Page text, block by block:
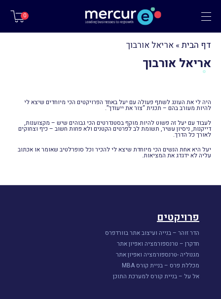
תפריט 0
דף הבית » אריאל אורבוך
אריאל אורבוך
היה לי את העונג לשתף פעולה עם יעל באחד הפרויקטים הכי מיוחדים שיצא לי
להיות מעורב בהם – תכנית “צור את ייעודך”.
לעבוד עם יעל זה פשוט להיות מוקף בסטנדרטים הכי גבוהים שיש – מקצוענות,
דייקנות, ניסיון עשיר, תשומת לב לפרטים הקטנים ולא פחות חשוב – כיף וצחוקים
לאורך כל הדרך.
יעל היא אחת הנשים הכי מיוחדת שיצא לי להכיר וכל סופרלטיב שאומר או אכתוב
עליה לא ידגדג את המציאות.
פרויקטים
הדר זוהר – בנייה ועיצוב אתר בוורדפרס
חדקרן – טרנספורמציה ואפיון אתר
מגנוליה -טרנספורמציה ואפיון אתר
מכללת פרס – בניית קורס MBA
אל על – בניית קורס למערכת התוכן